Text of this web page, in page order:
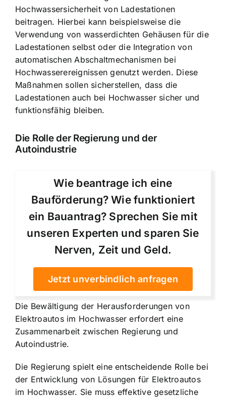
Hochwassersicherheit von Ladestationen
beitragen. Hierbei kann beispielsweise die
Verwendung von wasserdichten Gehäusen für die
Ladestationen selbst oder die Integration von
automatischen Abschaltmechanismen bei
Hochwasserereignissen genutzt werden. Diese
Maßnahmen sollen sicherstellen, dass die
Ladestationen auch bei Hochwasser sicher und
funktionsfähig bleiben.
Die Rolle der Regierung und der
Autoindustrie
Wie beantrage ich eine
Bauförderung? Wie funktioniert
ein Bauantrag? Sprechen Sie mit
unseren Experten und sparen Sie
Nerven, Zeit und Geld.
Jetzt unverbindlich anfragen
Die Bewältigung der Herausforderungen von
Elektroautos im Hochwasser erfordert eine
Zusammenarbeit zwischen Regierung und
Autoindustrie.
Die Regierung spielt eine entscheidende Rolle bei
der Entwicklung von Lösungen für Elektroautos
im Hochwasser. Sie muss effektive gesetzliche